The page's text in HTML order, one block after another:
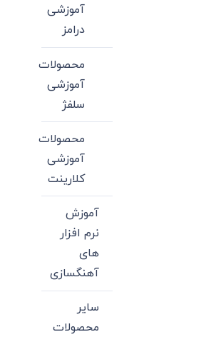
آموزشی
درامز
محصولات
آموزشی
سلفژ
محصولات
آموزشی
کلارینت
آموزش
نرم افزار
های
آهنگسازی
سایر
محصولات